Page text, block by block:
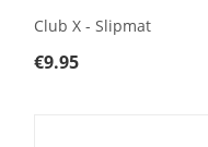
Club X - Slipmat
€9.95